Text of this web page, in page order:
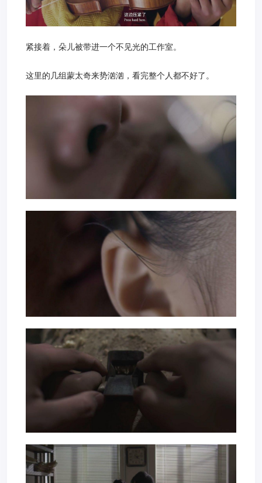
紧接着，朵儿被带进一个不见光的工作室。
这里的几组蒙太奇来势汹汹，看完整个人都不好了。